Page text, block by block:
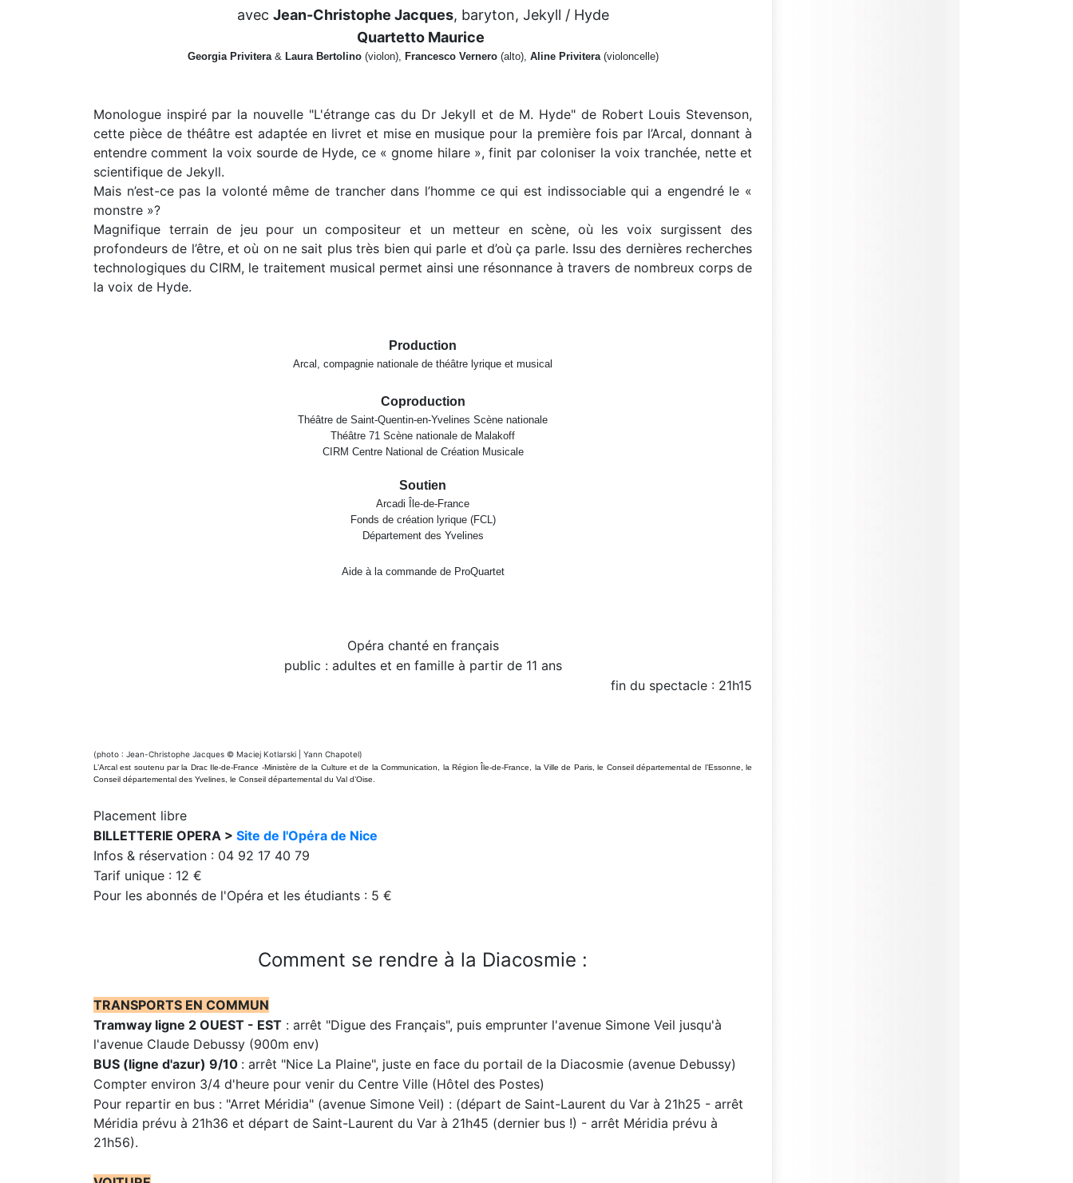
avec Jean-Christophe Jacques, baryton, Jekyll / Hyde
Quartetto Maurice
Georgia Privitera& Laura Bertolino(violon), Francesco Vernero(alto), Aline Privitera(violoncelle)
Monologue inspiré par la nouvelle "L'étrange cas du Dr Jekyll et de M. Hyde" de Robert Louis Stevenson,
cette pièce de théâtre est adaptée en livret et mise en musique pour la première fois par l’Arcal, donnant à
entendre comment la voix sourde de Hyde, ce « gnome hilare », finit par coloniser la voix tranchée, nette et
scientifique de Jekyll.
Mais n’est-ce pas la volonté même de trancher dans l’homme ce qui est indissociable qui a engendré le «
monstre »?
Magnifique terrain de jeu pour un compositeur et un metteur en scène, où les voix surgissent des
profondeurs de l’être, et où on ne sait plus très bien qui parle et d’où ça parle. Issu des dernières recherches
technologiques du CIRM, le traitement musical permet ainsi une résonnance à travers de nombreux corps de
la voix de Hyde.
Production
Arcal, compagnie nationale de théâtre lyrique et musical
Coproduction
Théâtre de Saint-Quentin-en-Yvelines Scène nationale
Théâtre 71 Scène nationale de Malakoff
CIRM Centre National de Création Musicale
Soutien
Arcadi Île-de-France
Fonds de création lyrique (FCL)
Département des Yvelines
Aide à la commande de ProQuartet
Opéra chanté en français
public : adultes et en famille à partir de 11 ans
fin du spectacle : 21h15
(photo : Jean-Christophe Jacques © Maciej Kotlarski | Yann Chapotel)
L’Arcal est soutenu par la Drac Ile-de-France -Ministère de la Culture et de la Communication, la Région Île-de-France, la Ville de Paris, le Conseil départemental de l’Essonne, le
Conseil départemental des Yvelines, le Conseil départemental du Val d’Oise.
Placement libre
BILLETTERIE OPERA > Site de l'Opéra de Nice
Infos & réservation : 04 92 17 40 79
Tarif unique : 12 €
Pour les abonnés de l'Opéra et les étudiants : 5 €
Comment se rendre à la Diacosmie :
TRANSPORTS EN COMMUN
Tramway ligne 2 OUEST - EST : arrêt "Digue des Français", puis emprunter l'avenue Simone Veil jusqu'à
l'avenue Claude Debussy (900m env)
BUS (ligne d'azur) 9/10 : arrêt "Nice La Plaine", juste en face du portail de la Diacosmie (avenue Debussy)
Compter environ 3/4 d'heure pour venir du Centre Ville (Hôtel des Postes)
Pour repartir en bus : "Arret Méridia" (avenue Simone Veil) : (départ de Saint-Laurent du Var à 21h25 - arrêt
Méridia prévu à 21h36 et départ de Saint-Laurent du Var à 21h45 (dernier bus !) - arrêt Méridia prévu à
21h56).